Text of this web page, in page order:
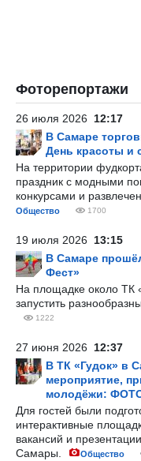
Фоторепортажи
26 июля 2026 12:17
В Самаре
День красоты и
На территории
праздник с модными
конкурсами и
Общество 1700
19 июля 2026 13:15
В Самаре
Фест»
На площадке около ТК
запустить
1222
27 июня 2026 12:37
В ТК «Гудок» в
мероприятие,
молодёжи:
Для гостей были
интерактивные
вакансий и
Самары.
Общество